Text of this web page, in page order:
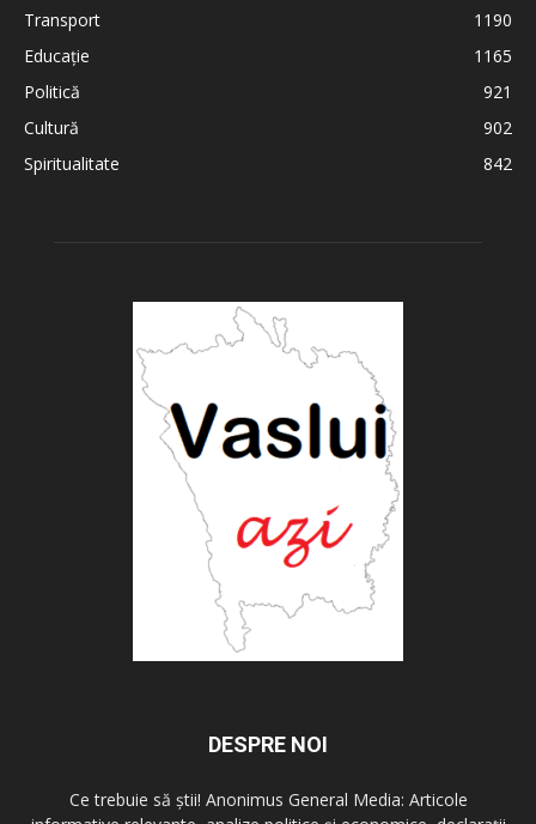
Transport
1190
Educație
1165
Politică
921
Cultură
902
Spiritualitate
842
DESPRE NOI
Ce trebuie să știi! Anonimus General Media: Articole